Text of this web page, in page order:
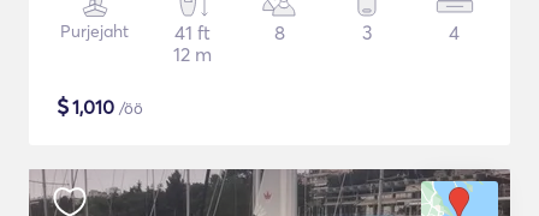
Purjejaht
41 ft
12 m
8 3 4
$1,010 /öö